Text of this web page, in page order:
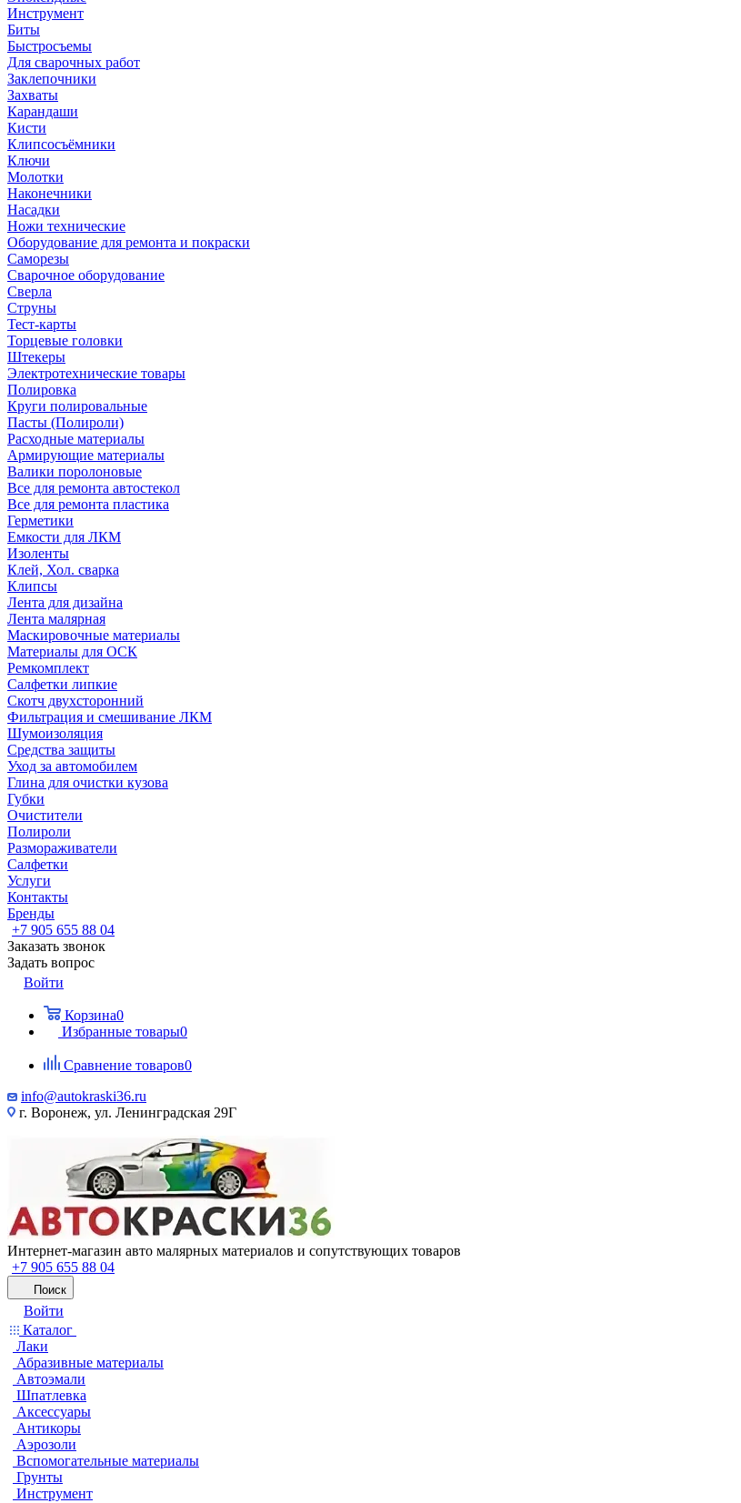
Инструмент
Биты
Быстросъемы
Для сварочных работ
Заклепочники
Захваты
Карандаши
Кисти
Клипсосъёмники
Ключи
Молотки
Наконечники
Насадки
Ножи технические
Оборудование для ремонта и покраски
Саморезы
Сварочное оборудование
Сверла
Струны
Тест-карты
Торцевые головки
Штекеры
Электротехнические товары
Полировка
Круги полировальные
Пасты (Полироли)
Расходные материалы
Армирующие материалы
Валики поролоновые
Все для ремонта автостекол
Все для ремонта пластика
Герметики
Емкости для ЛКМ
Изоленты
Клей, Хол. сварка
Клипсы
Лента для дизайна
Лента малярная
Маскировочные материалы
Материалы для ОСК
Ремкомплект
Салфетки липкие
Скотч двухсторонний
Фильтрация и смешивание ЛКМ
Шумоизоляция
Средства защиты
Уход за автомобилем
Глина для очистки кузова
Губки
Очистители
Полироли
Размораживатели
Салфетки
Услуги
Контакты
Бренды
+7 905 655 88 04
Заказать звонок
Задать вопрос
Войти
Корзина0
Избранные товары0
Сравнение товаров0
info@autokraski36.ru
г. Воронеж, ул. Ленинградская 29Г
Интернет-магазин авто малярных материалов и сопутствующих товаров
+7 905 655 88 04
Поиск
Войти
Каталог
Лаки
Абразивные материалы
Автоэмали
Шпатлевка
Аксессуары
Антикоры
Аэрозоли
Вспомогательные материалы
Грунты
Инструмент